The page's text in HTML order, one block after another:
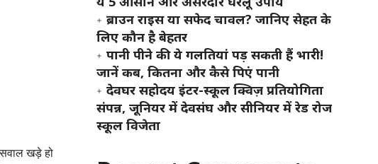
खड़े हो
ब्राउन राइस या सफेद चावल? जानिए सेहत के
लिए कौन है बेहतर
पानी पीने की ये गलतियां पड़ सकती हैं भारी!
जानें कब, कितना और कैसे पिएं पानी
देवघर सहोदय इंटर-स्कूल क्विज़ प्रतियोगिता
संपन्न, जूनियर में देवसंघ और सीनियर में रेड रोज
स्कूल विजेता